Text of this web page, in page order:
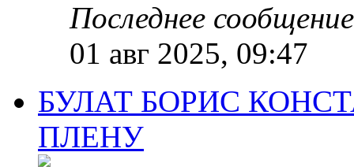
Последнее
01 авг 2025, 09:47
БУЛАТ БОРИС
ПЛЕНУ